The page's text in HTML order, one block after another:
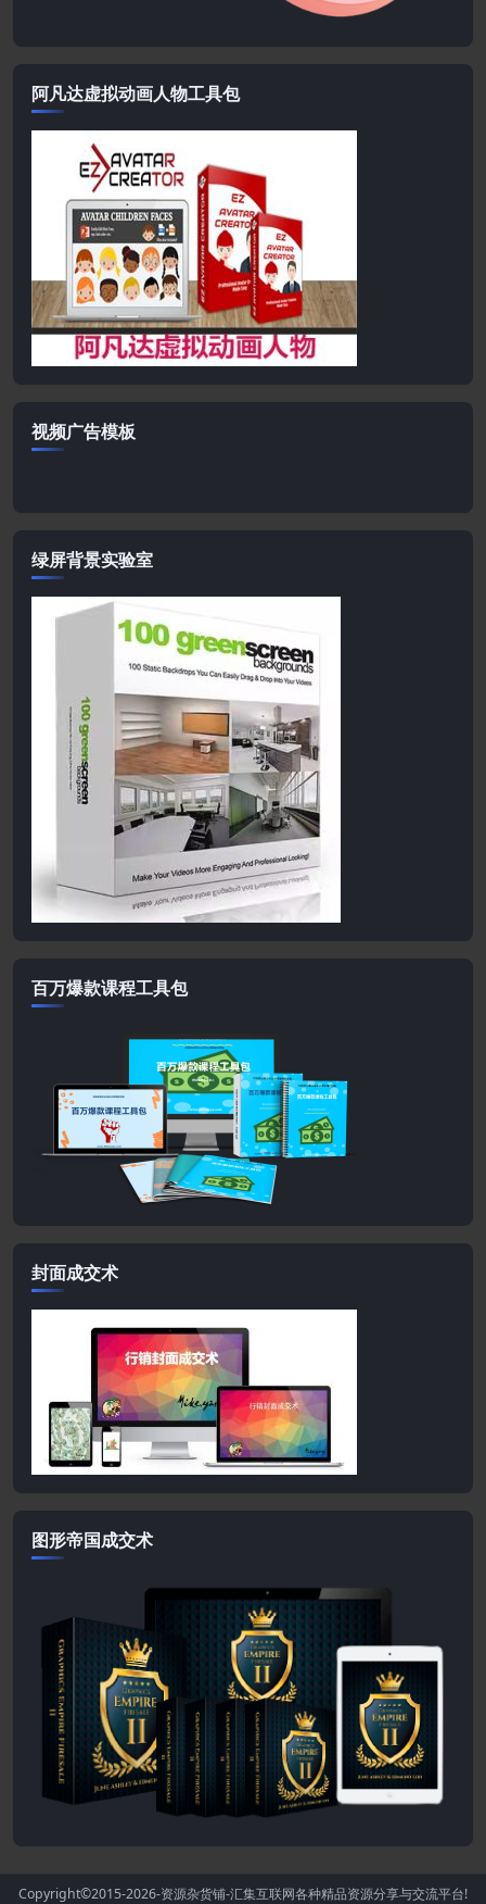
阿凡达虚拟动画人物工具包
视频广告模板
绿屏背景实验室
百万爆款课程工具包
封面成交术
图形帝国成交术
Copyright©2015-2026-资源杂货铺-汇集互联网各种精品资源分享与交流平台!